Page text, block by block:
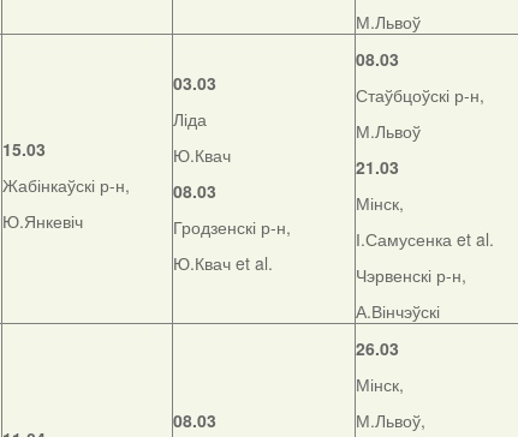
М.Львоў
15.03
Жабінкаўскі р-н,
Ю.Янкевіч
03.03
Ліда
Ю.Квач
08.03
Гродзенскі р-н,
Ю.Квач et al.
08.03
Стаўбцоўскі р-н,
М.Львоў
21.03
Мінск,
І.Самусенка et al.
Чэрвенскі р-н,
А.Вінчэўскі
08.03
26.03
Мінск,
М.Львоў,